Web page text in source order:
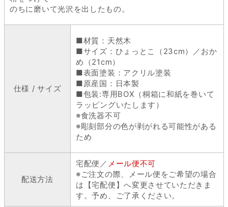
のちに磨いて光沢を出したもの。
仕様 / サイズ
■材質：天然木
■サイズ：ひょっとこ（23cm）／おか
め（21cm）
■表面塗装：アクリル塗装
■原産国：日本製
■包装:専用BOX（桐箱に和紙を巻いて
ラッピングいたします）
※食洗器不可
※彫刻部分の色が剥がれる可能性がある
ため
配送方法
宅配便／ メール便不可
※ご注文の際、メール便をご希望の場合
は【宅配便】へ変更させていただきま
す。予め、ご了承ください。